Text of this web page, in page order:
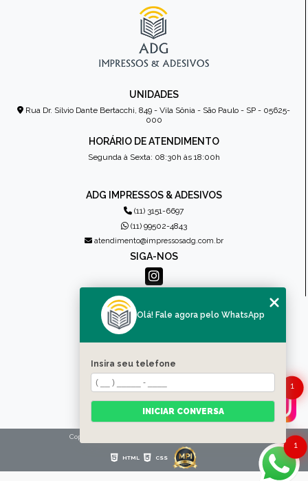
UNIDADES
Rua Dr. Sílvio Dante Bertacchi, 849 - Vila Sônia - São Paulo - SP - 05625-
000
HORÁRIO DE ATENDIMENTO
Segunda à Sexta: 08:30h às 18:00h
ADG IMPRESSOS & ADESIVOS
(11) 3151-6697
(11) 99502-4843
atendimento@impressosadg.com.br
SIGA-NOS
MENU
QUEM SOMOS
PRODUTOS
CONTATO
CATEGORIAS
MAPA DO SITE
Copyright © Impressos ADG. (Lei 9610 de 19/02/1998)
HTML CSS
1
1
Olá! Fale agora pelo WhatsApp
Insira seu telefone
INICIAR CONVERSA